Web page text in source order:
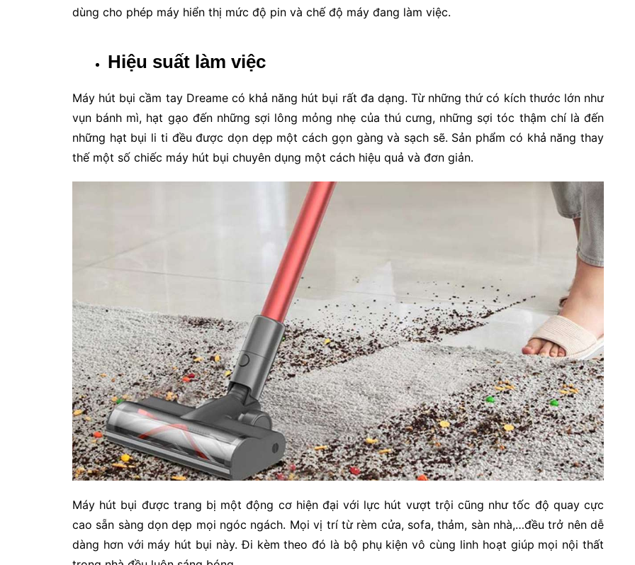
dùng cho phép máy hiển thị mức độ pin và chế độ máy đang làm việc.
Hiệu suất làm việc
Máy hút bụi cầm tay Dreame có khả năng hút bụi rất đa dạng. Từ những thứ có kích thước lớn như
vụn bánh mì, hạt gạo đến những sợi lông mỏng nhẹ của thú cưng, những sợi tóc thậm chí là đến
những hạt bụi li ti đều được dọn dẹp một cách gọn gàng và sạch sẽ. Sản phẩm có khả năng thay
thế một số chiếc máy hút bụi chuyên dụng một cách hiệu quả và đơn giản.
Máy hút bụi được trang bị một động cơ hiện đại với lực hút vượt trội cũng như tốc độ quay cực
cao sẵn sàng dọn dẹp mọi ngóc ngách. Mọi vị trí từ rèm cửa, sofa, thảm, sàn nhà,…đều trở nên dễ
dàng hơn với máy hút bụi này. Đi kèm theo đó là bộ phụ kiện vô cùng linh hoạt giúp mọi nội thất